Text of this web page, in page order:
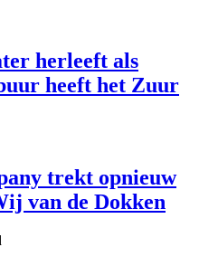
herleeft als
heeft het Zuur
trekt opnieuw
van de Dokken